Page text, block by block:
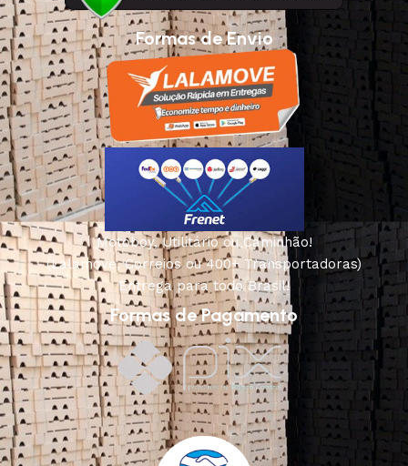
Formas de Envio
Motoboy, Utilitário ou Caminhão!
(Lalamove, Correios ou 400+ Transportadoras)
Entrega para todo Brasil!
Formas de Pagamento